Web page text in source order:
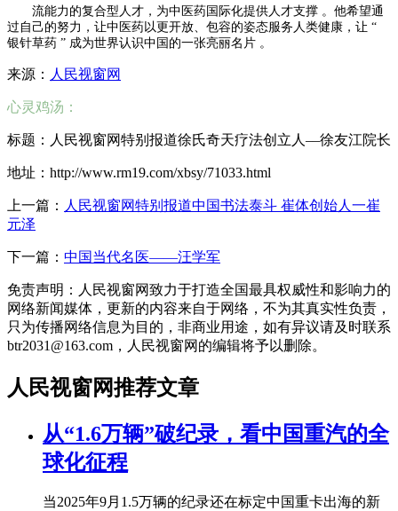
流能力的复合型人才，为中医药国际化提供人才支撑 。他希望通
过自己的努力，让中医药以更开放、包容的姿态服务人类健康，让 “
银针草药 ” 成为世界认识中国的一张亮丽名片 。
来源： 人民视窗网
心灵鸡汤：
标题：人民视窗网特别报道徐氏奇天疗法创立人––徐友江院长
地址：http://www.rm19.com/xbsy/71033.html
上一篇： 人民视窗网特别报道中国书法泰斗 崔体创始人一崔
元泽
下一篇： 中国当代名医——汪学军
免责声明：人民视窗网致力于打造全国最具权威性和影响力的
网络新闻媒体，更新的内容来自于网络，不为其真实性负责，
只为传播网络信息为目的，非商业用途，如有异议请及时联系
btr2031@163.com，人民视窗网的编辑将予以删除。
人民视窗网推荐文章
从“1.6万辆”破纪录，看中国重汽的全
球化征程
当2025年9月1.5万辆的纪录还在标定中国重卡出海的新